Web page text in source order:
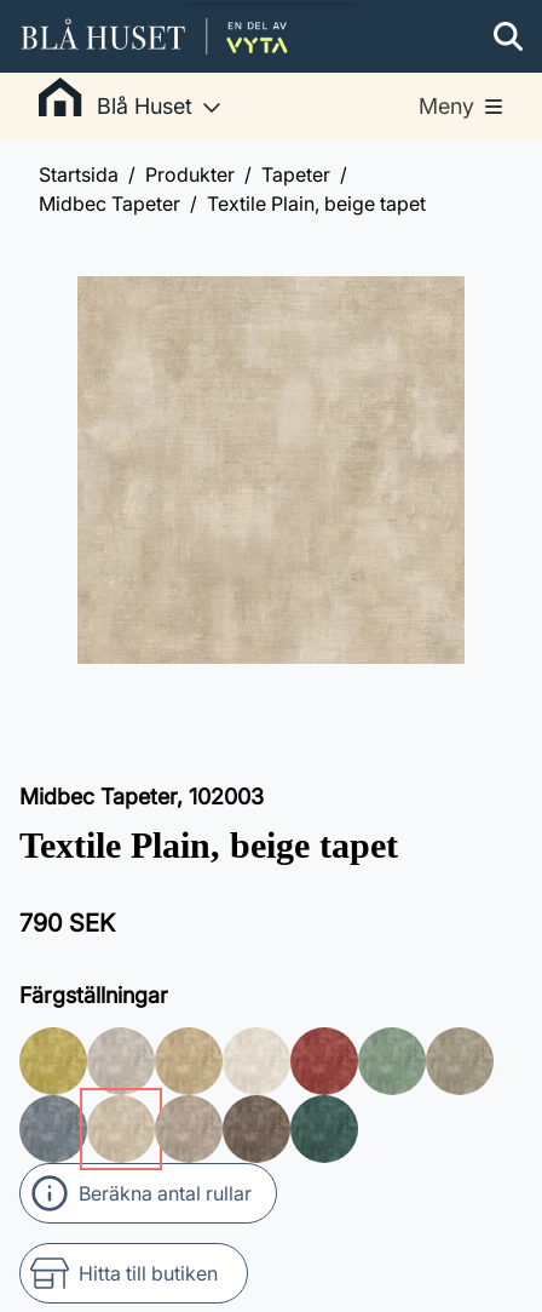
Blå Huset Meny
Startsida Produkter
Tapeter
Midbec Tapeter
Textile Plain, beige tapet
Midbec Tapeter, 102003
Textile Plain, beige tapet
790 SEK
Färgställningar
Beräkna antal rullar
Hitta till butiken